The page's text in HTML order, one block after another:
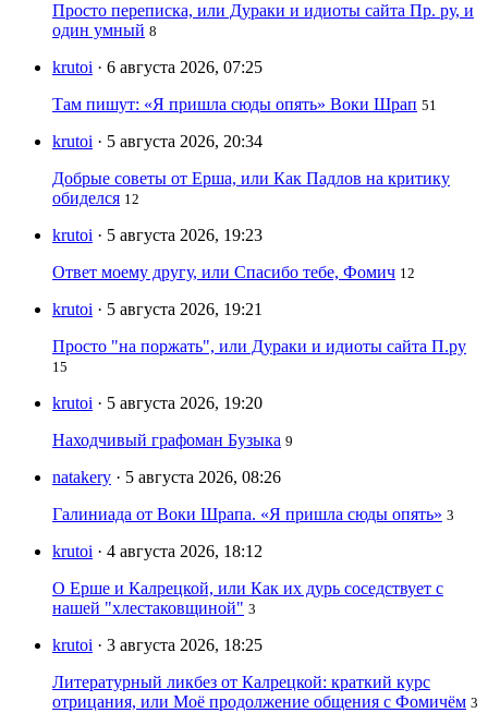
Просто переписка, или Дураки и идиоты сайта Пр. ру, и
один умный 8
krutoi · 6 августа 2026, 07:25
Там пишут: «Я пришла сюды опять» Воки Шрап 51
krutoi · 5 августа 2026, 20:34
Добрые советы от Ерша, или Как Падлов на критику
обиделся 12
krutoi · 5 августа 2026, 19:23
Ответ моему другу, или Спасибо тебе, Фомич 12
krutoi · 5 августа 2026, 19:21
Просто "на поржать", или Дураки и идиоты сайта П.ру
15
krutoi · 5 августа 2026, 19:20
Находчивый графоман Бузыка 9
natakery · 5 августа 2026, 08:26
Галиниада от Воки Шрапа. «Я пришла сюды опять» 3
krutoi · 4 августа 2026, 18:12
О Ерше и Калрецкой, или Как их дурь соседствует с
нашей "хлестаковщиной" 3
krutoi · 3 августа 2026, 18:25
Литературный ликбез от Калрецкой: краткий курс
отрицания, или Моё продолжение общения с Фомичём 3